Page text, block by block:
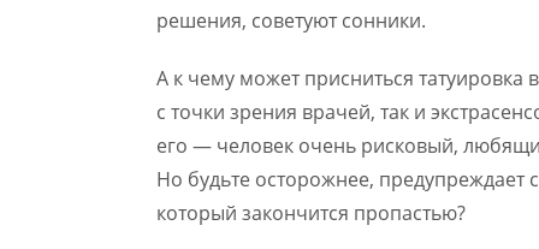
решения, советуют сонники.
А к чему может присниться
с точки зрения врачей, так и
его — человек очень рисковый,
Но будьте осторожнее, предупреждает
который закончится пропастью?